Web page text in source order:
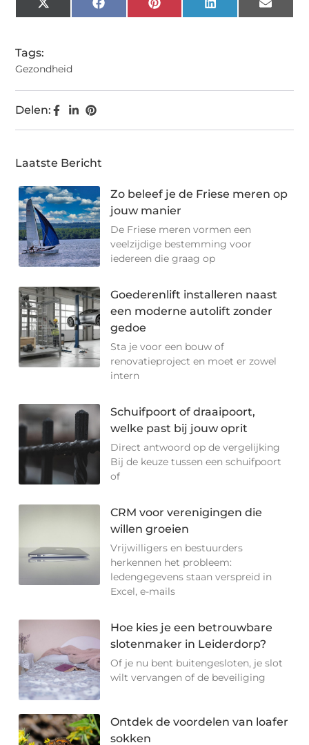
X
(Twitter)
FacebookPinterest LinkedIn Email
Tags:
Gezondheid
Delen:
Laatste Bericht
Zo beleef je de Friese meren op
jouw manier
De Friese meren vormen een
veelzijdige bestemming voor
iedereen die graag op
Goederenlift installeren naast
een moderne autolift zonder
gedoe
Sta je voor een bouw of
renovatieproject en moet er zowel
intern
Schuifpoort of draaipoort,
welke past bij jouw oprit
Direct antwoord op de vergelijking
Bij de keuze tussen een schuifpoort
of
CRM voor verenigingen die
willen groeien
Vrijwilligers en bestuurders
herkennen het probleem:
ledengegevens staan verspreid in
Excel, e-mails
Hoe kies je een betrouwbare
slotenmaker in Leiderdorp?
Of je nu bent buitengesloten, je slot
wilt vervangen of de beveiliging
Ontdek de voordelen van loafer
sokken